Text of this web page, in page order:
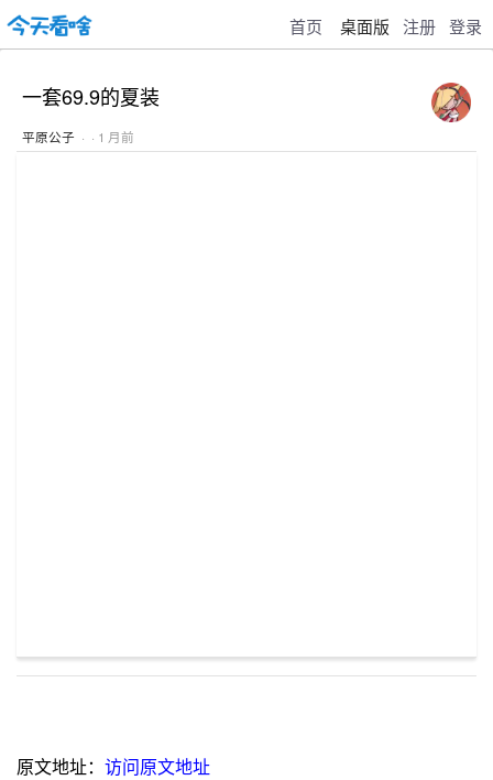
首页 桌面版 注册 登录
一套69.9的夏装
平原公子 · · 1 月前
原文地址： 访问原文地址